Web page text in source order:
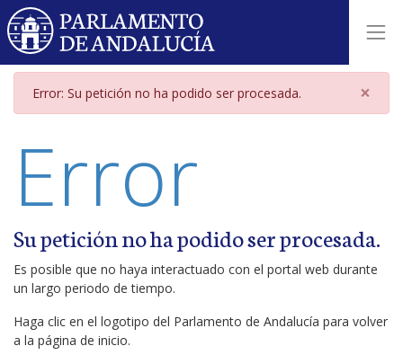
Página de error
Error: Su petición no ha podido ser procesada. ×
Error
Su petición no ha podido ser procesada.
Es posible que no haya interactuado con el portal web durante
un largo periodo de tiempo.
Haga clic en el logotipo del Parlamento de Andalucía para volver
a la página de inicio.